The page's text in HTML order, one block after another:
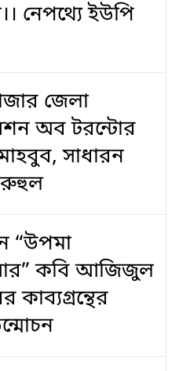
নেপথ্যে ইউপি
জেলা
অব টরন্টোর
সাধারন
রুহুল
“উপমা
কবি আজিজুল
কাব্যগ্রন্থের